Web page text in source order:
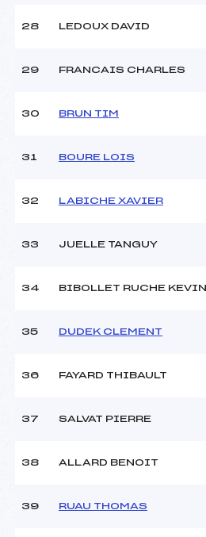
28 LEDOUX DAVID
29 FRANCAIS CHARLES
30 BRUN TIM
31 BOURE LOIS
32 LABICHE XAVIER
33 JUELLE TANGUY
34 BIBOLLET RUCHE KEVIN
35 DUDEK CLEMENT
36 FAYARD THIBAULT
37 SALVAT PIERRE
38 ALLARD BENOIT
39 RUAU THOMAS